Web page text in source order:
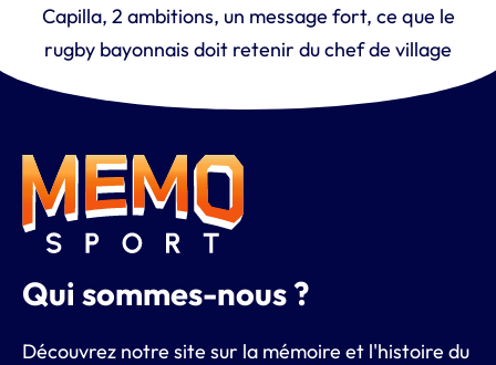
Capilla, 2 ambitions, un message fort, ce que le
rugby bayonnais doit retenir du chef de village
Qui sommes-nous ?
Découvrez notre site sur la mémoire et l'histoire du